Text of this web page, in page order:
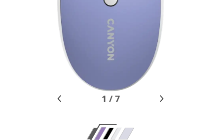
1 /7